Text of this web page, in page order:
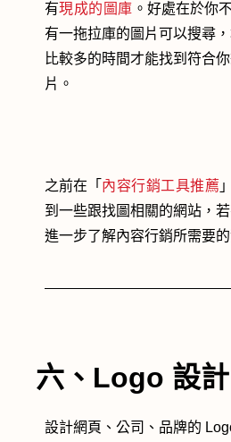
有現成的圖庫 。好處在於你
有一拖拉庫的圖片可以搜尋
比較多的時間才能找到符合
片。
之前在「 內容行銷工具推薦
到一些跟找圖相關的網站，
進一步了解內容行銷所需要的
六、Logo 設計
設計網頁、公司、品牌的